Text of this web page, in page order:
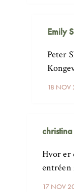
Emily
18 NOV
Peter
christina
17 NOV
Hvor er
entréen